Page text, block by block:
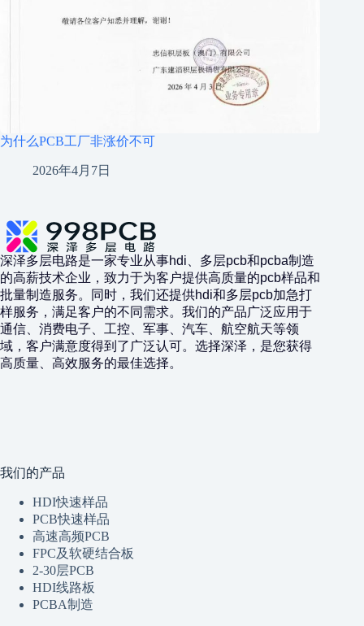
为什么PCB工厂非涨价不可
2026年4月7日
深泽多层电路是一家专业从事hdi、多层pcb和pcba制造
的高薪技术企业，致力于为客户提供高质量的pcb样品和
批量制造服务。同时，我们还提供hdi和多层pcb加急打
样服务，满足客户的不同需求。我们的产品广泛应用于
通信、消费电子、工控、军事、汽车、航空航天等领
域，客户满意度得到了广泛认可。选择深泽，是您获得
高质量、高效服务的最佳选择。
我们的产品
HDI快速样品
PCB快速样品
高速高频PCB
FPC及软硬结合板
2-30层PCB
HDI线路板
PCBA制造